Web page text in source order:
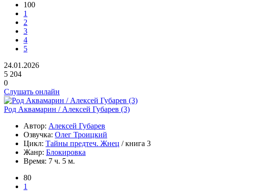
100
1
2
3
4
5
24.01.2026
5 204
0
Слушать онлайн
Род Аквамарин / Алексей Губарев (3)
Автор: Алексей Губарев
Озвучка: Олег Троицкий
Цикл: Тайны предтеч. Жнец / книга 3
Жанр: Блокировка
Время: 7 ч. 5 м.
80
1